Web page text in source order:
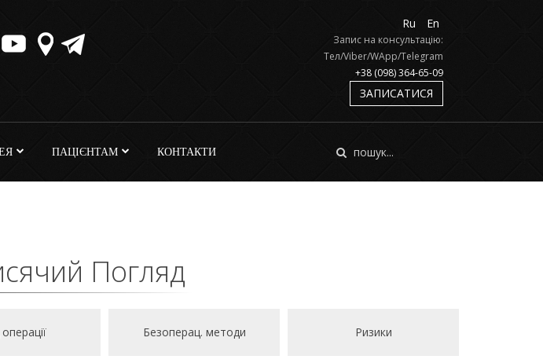
Ru En
Запис на консультацію:
Тел/Viber/WApp/Telegram
+38 (098) 364-65-09
ЗАПИСАТИСЯ
ПАЦІЄНТАМ КОНТАКТИ
Погляд
операції Безоперац. методи Ризики